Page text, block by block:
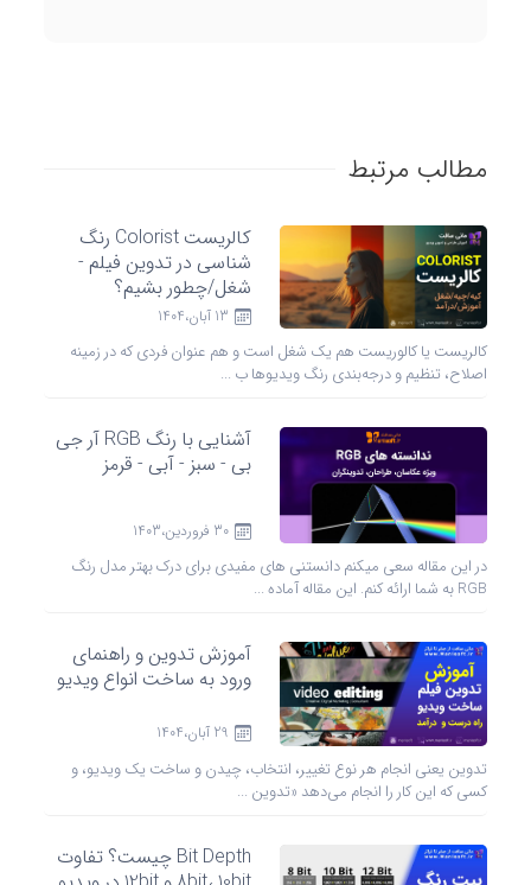
مطالب مرتبط
کالریست Colorist رنگ
شناسی در تدوین فیلم -
شغل/چطور بشیم؟
13 آبان،1404
کالریست یا کالوریست هم یک شغل است و هم عنوان فردی که در زمینه
اصلاح، تنظیم و درجه‌بندی رنگ ویدیوها ب ...
آشنایی با رنگ RGB آر جی
بی - سبز - آبی - قرمز
30 فروردين،1403
در این مقاله سعی میکنم دانستنی های مفیدی برای درک بهتر مدل رنگ
RGB به شما ارائه کنم. این مقاله آماده ...
آموزش تدوین و راهنمای
ورود به ساخت انواع ویدیو
29 آبان،1404
تدوین یعنی انجام هر نوع تغییر، انتخاب، چیدن و ساخت یک ویدیو، و
کسی که این کار را انجام می‌دهد «تدوین ...
Bit Depth چیست؟ تفاوت